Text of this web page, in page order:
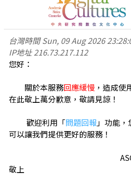
台灣時間Sun, 09 Aug 2026
IP地址216.73.217.112
您好：
關於本服務回應緩慢 ，造成使
在此敬上萬分歉意，敬請見諒！
歡迎利用「問題回報」功能，
可以讓我們提供更好的服務！
ASCDC
敬上